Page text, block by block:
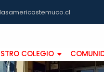
COLEGIO